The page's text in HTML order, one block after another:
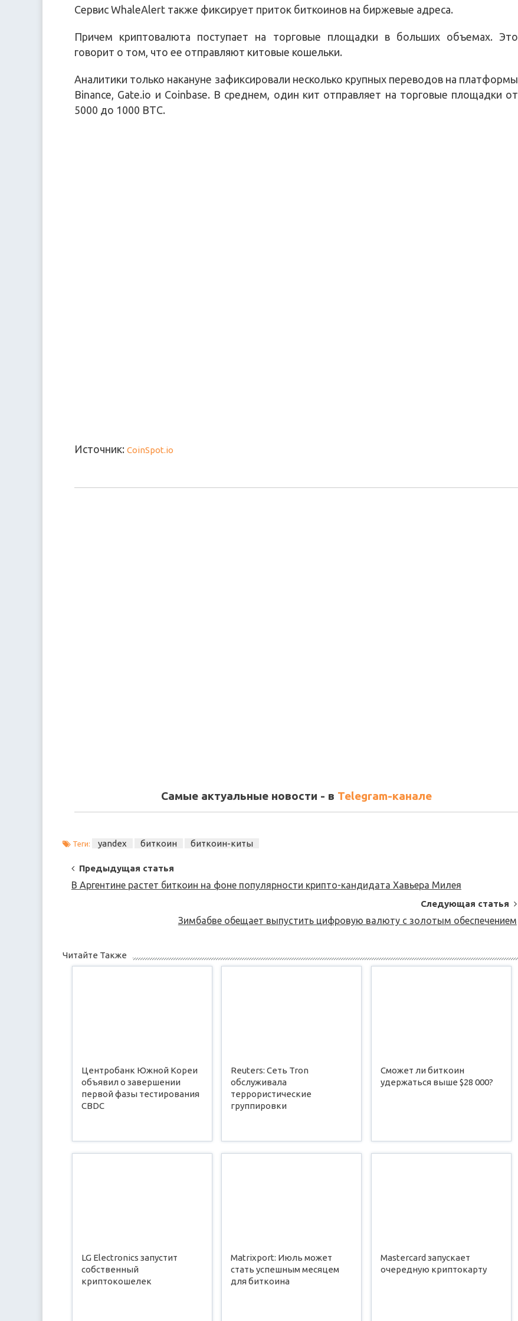
Сервис WhaleAlert также фиксирует приток биткоинов на биржевые адреса.
Причем криптовалюта поступает на торговые площадки в больших объемах. Это
говорит о том, что ее отправляют китовые кошельки.
Аналитики только накануне зафиксировали несколько крупных переводов на платформы
Binance, Gate.io и Coinbase. В среднем, один кит отправляет на торговые площадки от
5000 до 1000 BTC.
Источник: CoinSpot.io
Самые актуальные новости - в Telegram-канале
Теги: yandex биткоин биткоин-киты
Post
Navigation
Предыдущая статья
В Аргентине растет биткоин на фоне популярности крипто-кандидата Хавьера Милея
Следующая статья
Зимбабве обещает выпустить цифровую валюту с золотым обеспечением
Читайте Также
Центробанк Южной Кореи
объявил о завершении
первой фазы тестирования
CBDC
Reuters: Сеть Tron
обслуживала
террористические
группировки
Сможет ли биткоин
удержаться выше $28 000?
LG Electronics запустит
собственный
криптокошелек
Matrixport: Июль может
стать успешным месяцем
для биткоина
Mastercard запускает
очередную криптокарту